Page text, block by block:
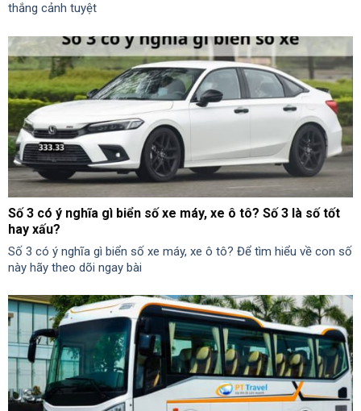
thắng cảnh tuyệt
Số 3 có ý nghĩa gì biển số xe máy, xe ô tô? Số 3 là số tốt
hay xấu?
Số 3 có ý nghĩa gì biển số xe máy, xe ô tô? Để tìm hiểu về con số
này hãy theo dõi ngay bài